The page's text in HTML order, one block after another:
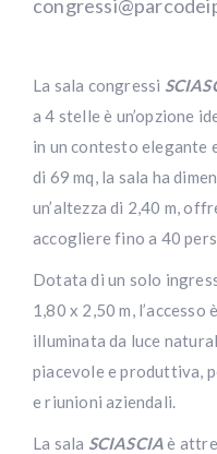
La sala congressi
a 4 stelle è un’opzione
in un contesto elegante
di 69 mq, la sala ha
un’altezza di 2,40 m,
accogliere fino a 40
Dotata di un solo
1,80 x 2,50 m,
illuminata da luce
piacevole e produttiva,
e riunioni aziendali.
La sala SCIASCIAè